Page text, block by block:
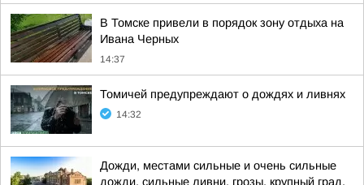
В Томске привели в порядок зону отдыха на
Ивана Черных
14:37
Томичей предупреждают о дождях и ливнях
14:32
Дожди, местами сильные и очень сильные
дожди, сильные ливни, грозы, крупный град,